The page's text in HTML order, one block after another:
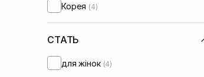
Корея (4)
СТАТЬ
для жінок (4)